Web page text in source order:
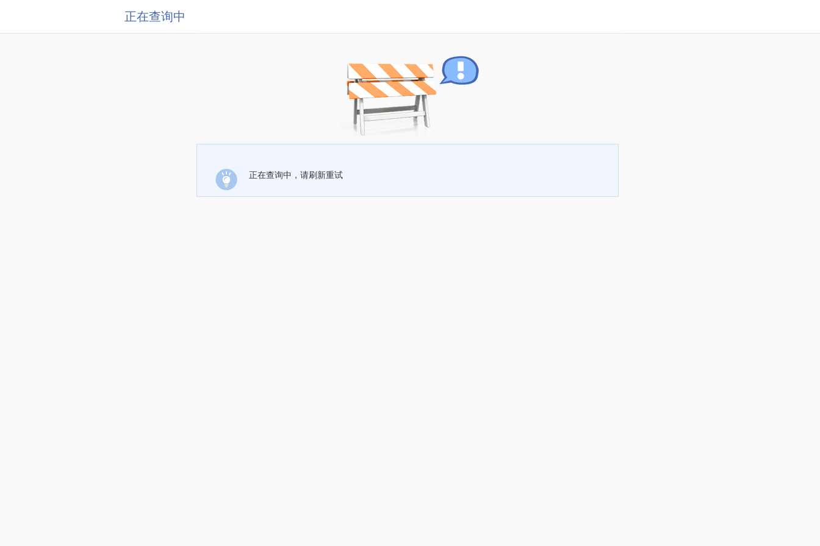
正在查询中
正在查询中，请刷新重试